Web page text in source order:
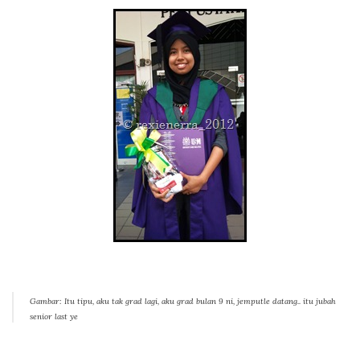
Gambar: Itu tipu, aku tak grad lagi, aku grad bulan 9 ni, jemputle datang.. itu jubah
senior last ye